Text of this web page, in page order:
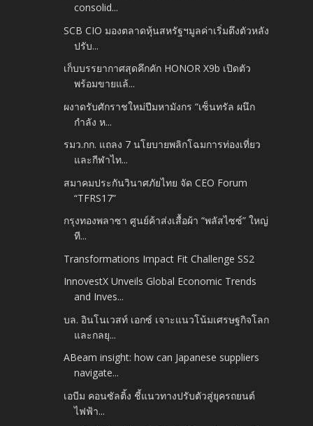
consolid...
SCB CIO มองตลาดหุ้นสหรัฐฯมูลค่าเริ่มตึงตัวหลัง
ปรับ...
เก็บบรรยากาศสุดคึกคัก HONOR X9b เปิดตัว
พร้อมขายแล้...
ผงาดรับศักราชใหม่ปีมหามังกร “เซ็นทรัล ผนึก
กำลัง ห...
รมว.กก. แถลง 7 นโยบายพลิกโฉมการท่องเที่ยว
และกีฬาไท...
สมาคมประกันวินาศภัยไทย จัด CEO Forum
“TFRS17”
กรุงทองพลาซา ศูนย์ค้าส่งเสื้อผ้า “พลัสไซซ์” ใหญ่
ที...
Transformations Impact Fit Challenge SS2
InnovestX Unveils Global Economic Trends
and Inves...
บล. อินโนเวสท์ เอกซ์ เจาะแนวโน้มเศรษฐกิจโลก
และกลยุ...
ABeam insight: how can Japanese suppliers
navigate...
เอบีม คอนซัลติ้ง ชี้แนวทางปรับตัวสู่ยุครถยนต์
ไฟฟ้า...